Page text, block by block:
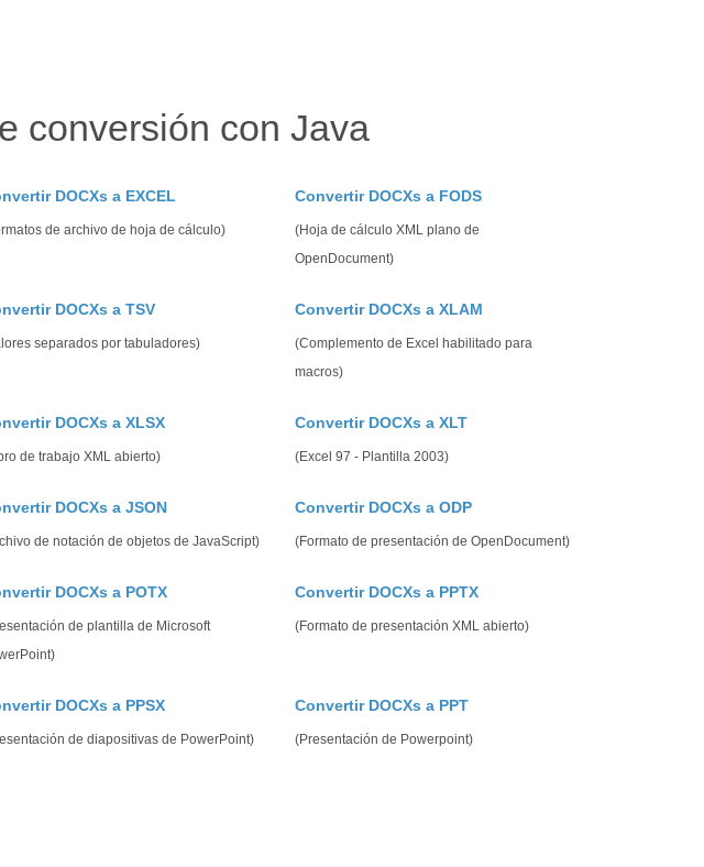
conversión con Java
DOCXs a EXCEL
de archivo de hoja de cálculo)
Convertir DOCXs a FODS
(Hoja de cálculo XML plano de
OpenDocument)
DOCXs a TSV
separados por tabuladores)
Convertir DOCXs a XLAM
(Complemento de Excel habilitado para
macros)
DOCXs a XLSX
de trabajo XML abierto)
Convertir DOCXs a XLT
(Excel 97 - Plantilla 2003)
DOCXs a JSON
de notación de objetos de JavaScript)
Convertir DOCXs a ODP
(Formato de presentación de OpenDocument)
DOCXs a POTX
de plantilla de Microsoft
Convertir DOCXs a PPTX
(Formato de presentación XML abierto)
DOCXs a PPSX
de diapositivas de PowerPoint)
Convertir DOCXs a PPT
(Presentación de Powerpoint)